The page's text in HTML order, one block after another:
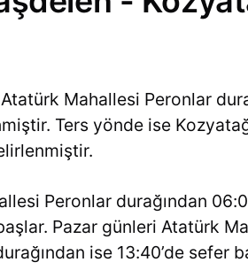
Mahallesi Peronlar
Ters yönde ise
Peronlar durağından
Pazar günleri Atatürk
ise 13:40’de sefer